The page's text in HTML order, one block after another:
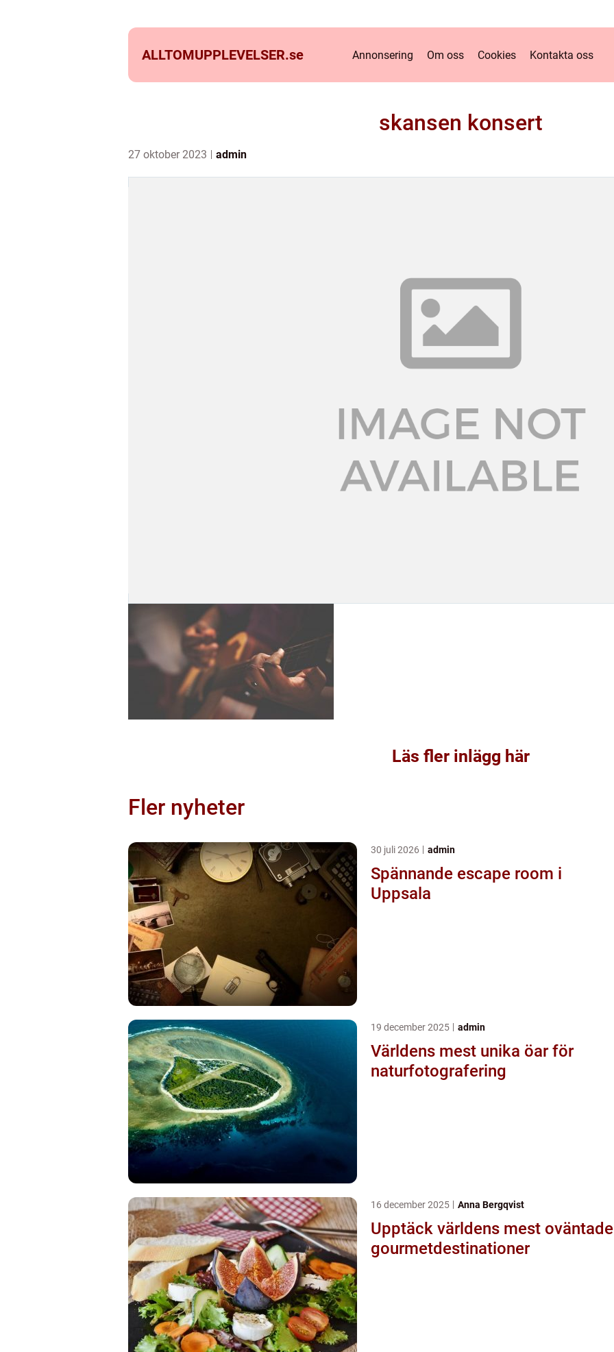
ALLTOMUPPLEVELSER.se Annonsering Om oss Cookies Kontakta oss
skansen konsert
27 oktober 2023 admin
Läs fler inlägg här
Fler nyheter
30 juli 2026 admin
Spännande escape room i
Uppsala
19 december 2025 admin
Världens mest unika öar för
naturfotografering
16 december 2025 Anna Bergqvist
Upptäck världens mest oväntade
gourmetdestinationer